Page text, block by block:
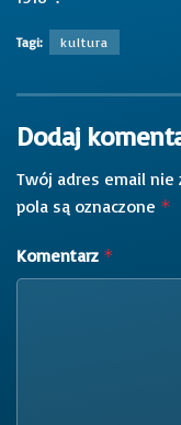
Tagi: kultura
Dodaj
Twój adres email
pola są oznaczone *
Komentarz *